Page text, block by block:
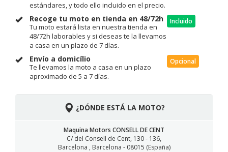
estándares, y todo ello incluido en el precio.
Recoge tu moto en tienda en 48/72h
Tu moto estará lista en nuestra tienda en
48/72h laborables y si deseas te la llevamos
a casa en un plazo de 7 días.
Incluido
Envío a domicílio
Te llevamos la moto a casa en un plazo
aproximado de 5 a 7 días.
Opcional
¿DÓNDE ESTÁ LA MOTO?
Maquina Motors CONSELL DE CENT
C/ del Consell de Cent, 130 - 136,
Barcelona , Barcelona - 08015 (España)